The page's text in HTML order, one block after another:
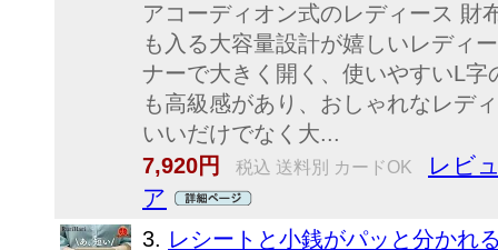
アコーディオン式のレディース 財
も入る大容量設計が嬉しいレディ
ナーで大きく開く、使いやすいL
も高級感があり、おしゃれなレデ
いいだけでなく大...
7,920円
税込 送料別 カードOK
レビ
ア
3. レシートと小銭がパッと分かれ